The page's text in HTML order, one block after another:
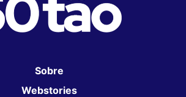
Sobre
Webstories